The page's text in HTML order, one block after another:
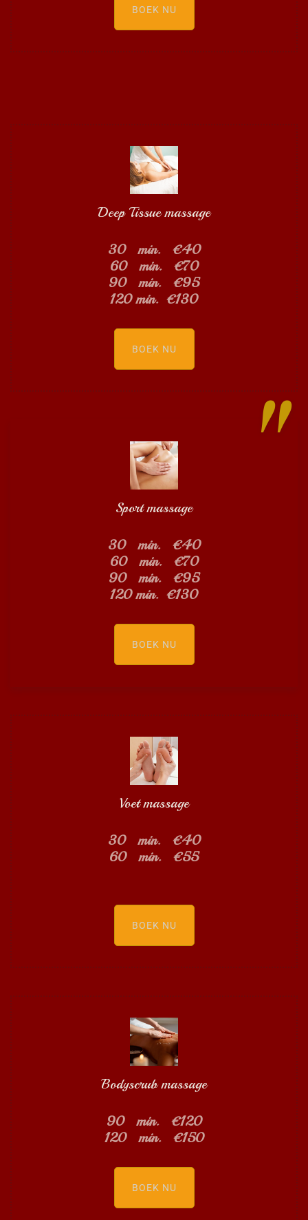
BOEK NU
Deep Tissue massage
30 min. €40
60 min. €70
90 min. €95
120 min. €130
BOEK NU
Sport massage
30 min. €40
60 min. €70
90 min. €95
120 min. €130
BOEK NU
Voet massage
30 min. €40
60 min. €55
BOEK NU
Bodyscrub massage
90 min. €120
120 min. €150
BOEK NU